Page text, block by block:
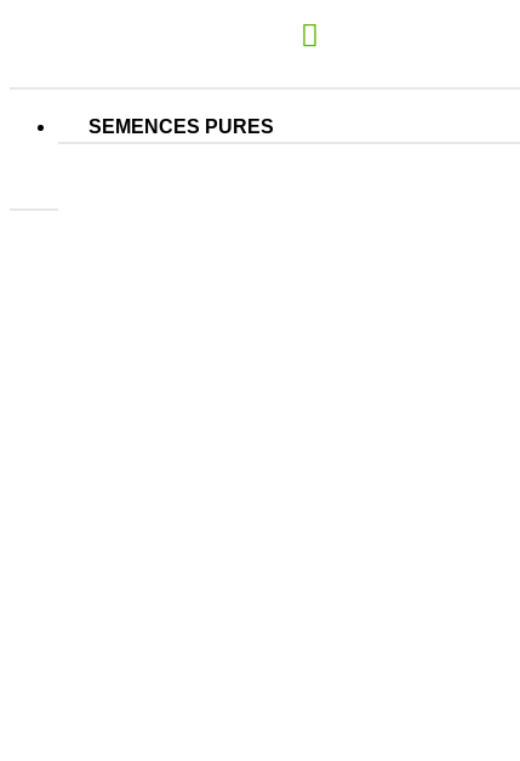
SEMENCES PURES